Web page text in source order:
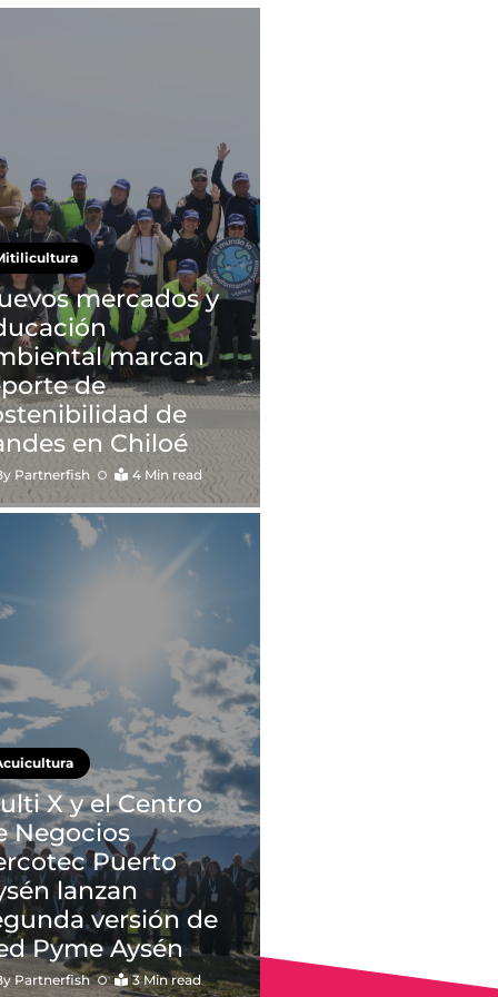
mercados y
marcan
de
de
en Chiloé
Partnerfish 4 Min read
X y el Centro
Negocios
Puerto
lanzan
versión de
Pyme Aysén
Partnerfish 3 Min read